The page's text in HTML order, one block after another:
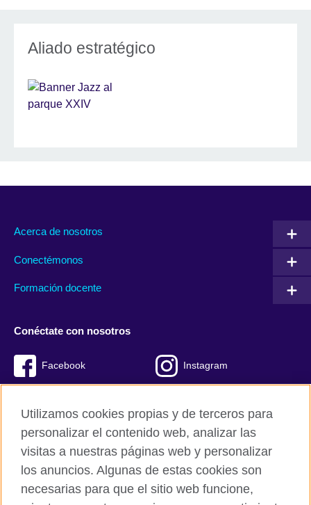
Aliado estratégico
Acerca de nosotros
Conectémonos
Formación docente
Conéctate con nosotros
Facebook Instagram
British Council global
Utilizamos cookies propias y de terceros para
personalizar el contenido web, analizar las
visitas a nuestras páginas web y personalizar
los anuncios. Algunas de estas cookies son
necesarias para que el sitio web funcione,